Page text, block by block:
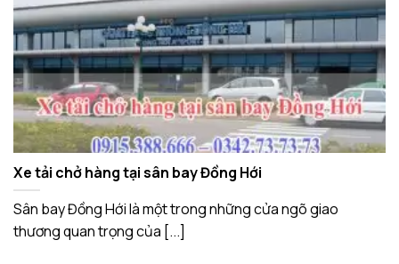
Xe tải chở hàng tại sân bay Đồng Hới
Sân bay Đồng Hới là một trong những cửa ngõ giao
thương quan trọng của [...]